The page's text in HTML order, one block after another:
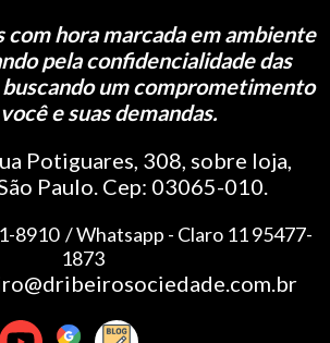
com hora marcada em ambiente
pela confidencialidade das
um comprometimento
e suas demandas.
Potiguares, 308, sobre loja,
Paulo. Cep: 03065-010.
8910 / Whatsapp - Claro 11 95477-
1873